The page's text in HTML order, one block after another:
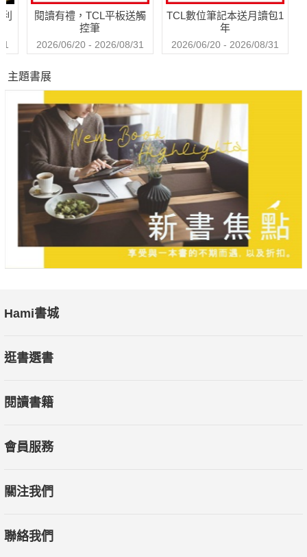
閱讀有禮，TCL平板送觸
控筆
2026/06/20 - 2026/08/31
TCL數位筆記本送月讀包1
年
2026/06/20 - 2026/08/31
主題書展
Hami書城
逛書選書
閱讀書籍
會員服務
關注我們
聯絡我們